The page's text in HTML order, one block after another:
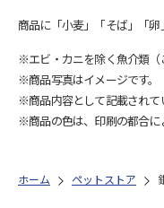
商品に「小麦」「そば」「
※エビ・カニを除く魚介類（
※商品写真はイメージです。
※商品内容として記載されて
※商品の色は、印刷の都合に
ホーム ペットストア